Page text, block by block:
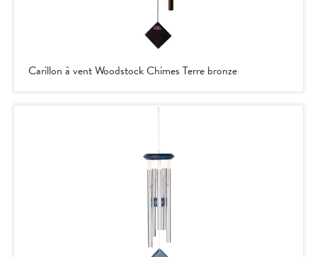
Carillon à vent Woodstock Chimes Terre bronze